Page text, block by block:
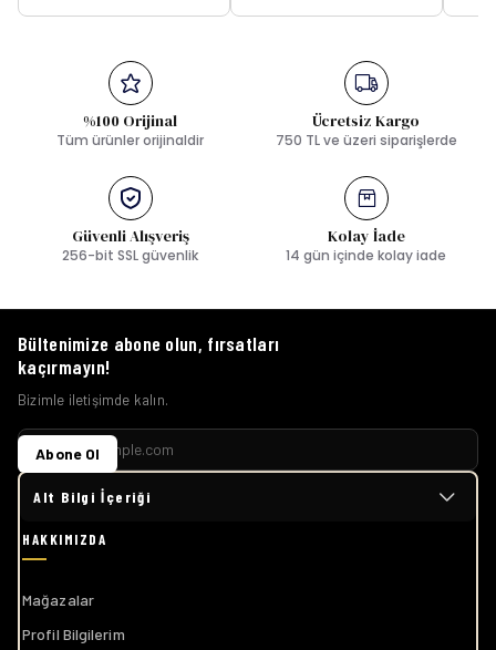
%100 Orijinal
Tüm ürünler orijinaldir
Ücretsiz Kargo
750 TL ve üzeri siparişlerde
Güvenli Alışveriş
256-bit SSL güvenlik
Kolay İade
14 gün içinde kolay iade
Alt Bilgi İçeriği
Mağazalar
Profil Bilgilerim
Bültenimize abone olun, fırsatları
kaçırmayın!
Bizimle iletişimde kalın.
Abone Ol